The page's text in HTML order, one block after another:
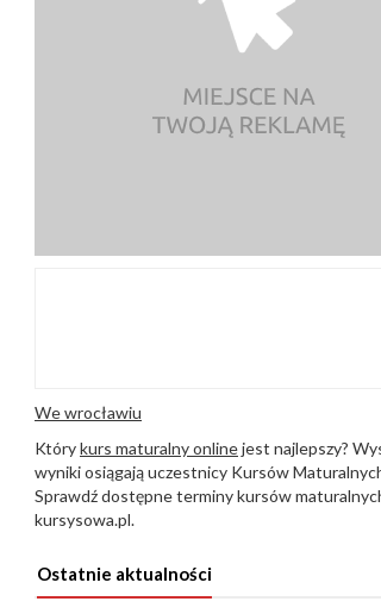
We wrocławiu
Którykurs maturalny onlinejest najlepszy?
wyniki osiągają uczestnicy Kursów
Sprawdź dostępne terminy kursów
kursysowa.pl.
Ostatnie aktualności